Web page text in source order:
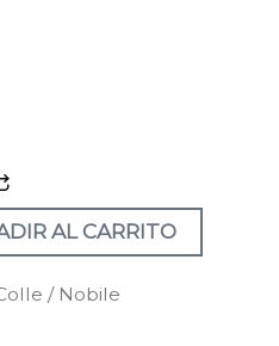
AL CARRITO
/ Nobile